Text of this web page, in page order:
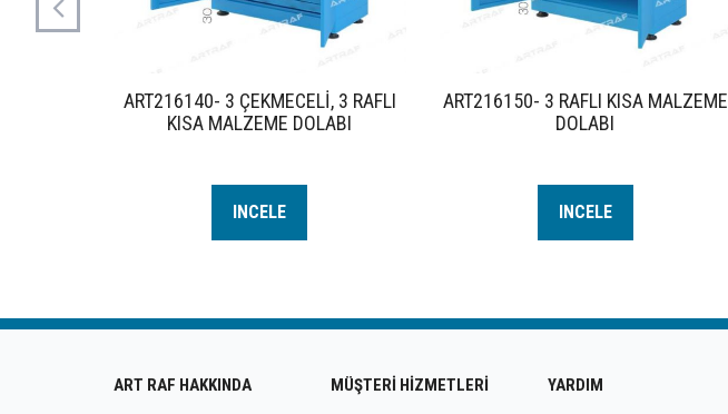
ART216140- 3 ÇEKMECELİ, 3 RAFLI
KISA MALZEME DOLABI
INCELE
ART216150- 3 RAFLI KISA MALZEME
DOLABI
INCELE
ART RAF HAKKINDA MÜŞTERİ HİZMETLERİ YARDIM